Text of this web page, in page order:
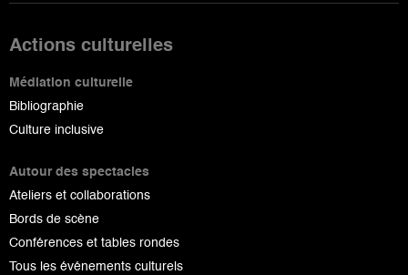
Actions culturelles
Médiation culturelle
Bibliographie
Culture inclusive
Autour des spectacles
Ateliers et collaborations
Bords de scène
Conférences et tables rondes
Tous les événements culturels